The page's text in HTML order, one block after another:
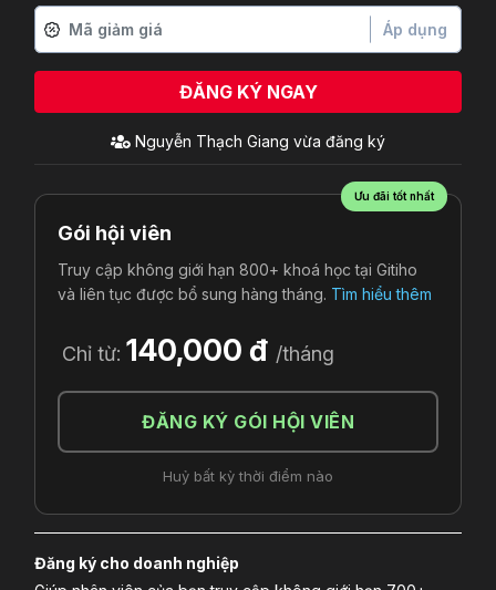
Áp dụng
ĐĂNG KÝ NGAY
Nguyễn Thạch Giang vừa đăng ký
Ưu đãi tốt nhất
Gói hội viên
Truy cập không giới hạn 800+ khoá học tại Gitiho
và liên tục được bổ sung hàng tháng. Tìm hiểu thêm
Chỉ từ: 140,000 đ /tháng
ĐĂNG KÝ GÓI HỘI VIÊN
Huỷ bất kỳ thời điểm nào
Đăng ký cho doanh nghiệp